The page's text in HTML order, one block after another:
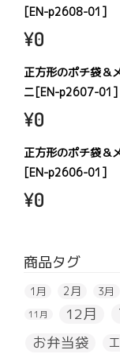
[EN-p2608-01]
¥0
正方形のポチ袋＆
ニ[EN-p2607-01]
¥0
正方形のポチ袋＆
[EN-p2606-01]
¥0
商品タグ
1月 2月 3月
11月 12月
お弁当袋